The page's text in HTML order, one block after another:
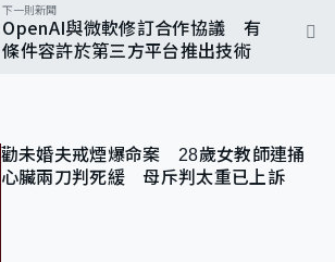
下一則新聞
OpenAI與微軟修訂合作協議 有
條件容許於第三方平台推出技術
勸未婚夫戒煙爆命案 28歲女教師連捅
心臟兩刀判死緩 母斥判太重已上訴